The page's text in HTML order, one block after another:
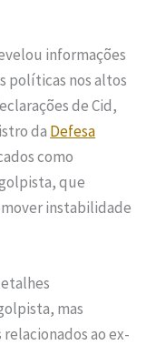
informações
políticas nos altos
de Cid,
da Defesa
como
que
instabilidade
mas
ao ex-